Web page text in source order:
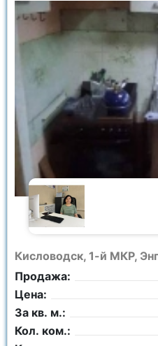
Кисловодск, 1-й МКР,
Продажа:
Цена:
За кв. м.:
Кол. ком.: